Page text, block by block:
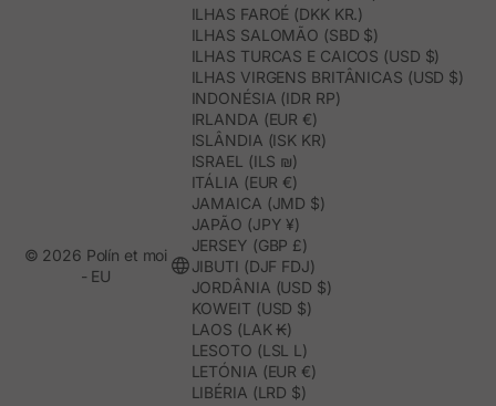
ILHAS FAROÉ (DKK KR.)
ILHAS SALOMÃO (SBD $)
ILHAS TURCAS E CAICOS (USD $)
ILHAS VIRGENS BRITÂNICAS (USD $)
INDONÉSIA (IDR RP)
IRLANDA (EUR €)
ISLÂNDIA (ISK KR)
ISRAEL (ILS ₪)
ITÁLIA (EUR €)
JAMAICA (JMD $)
JAPÃO (JPY ¥)
JERSEY (GBP £)
JIBUTI (DJF FDJ)
JORDÂNIA (USD $)
KOWEIT (USD $)
LAOS (LAK ₭)
LESOTO (LSL L)
LETÓNIA (EUR €)
LIBÉRIA (LRD $)
© 2026 Polín et moi
- EU